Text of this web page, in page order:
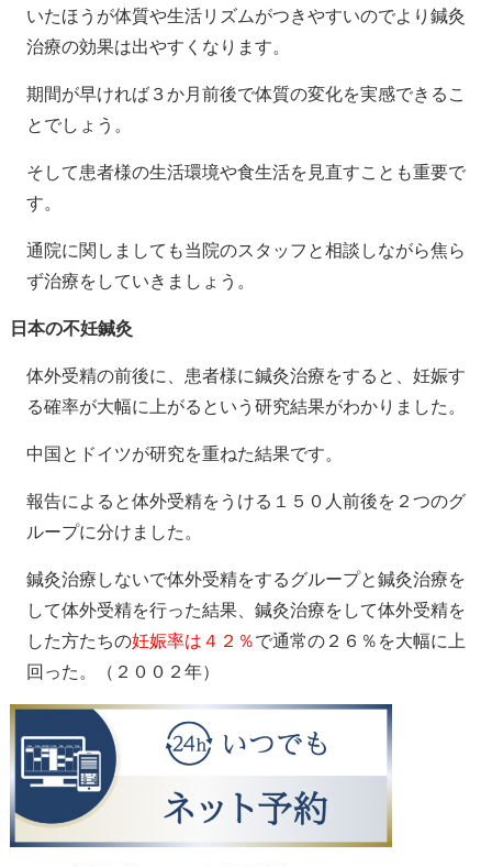
いたほうが体質や生活リズムがつきやすいのでより鍼灸
治療の効果は出やすくなります。
期間が早ければ３か月前後で体質の変化を実感できるこ
とでしょう。
そして患者様の生活環境や食生活を見直すことも重要で
す。
通院に関しましても当院のスタッフと相談しながら焦ら
ず治療をしていきましょう。
日本の不妊鍼灸
体外受精の前後に、患者様に鍼灸治療をすると、妊娠す
る確率が大幅に上がるという研究結果がわかりました。
中国とドイツが研究を重ねた結果です。
報告によると体外受精をうける１５０人前後を２つのグ
ループに分けました。
鍼灸治療しないで体外受精をするグループと鍼灸治療を
して体外受精を行った結果、鍼灸治療をして体外受精を
した方たちの妊娠率は４２％で通常の２６％を大幅に上
回った。（２００２年）